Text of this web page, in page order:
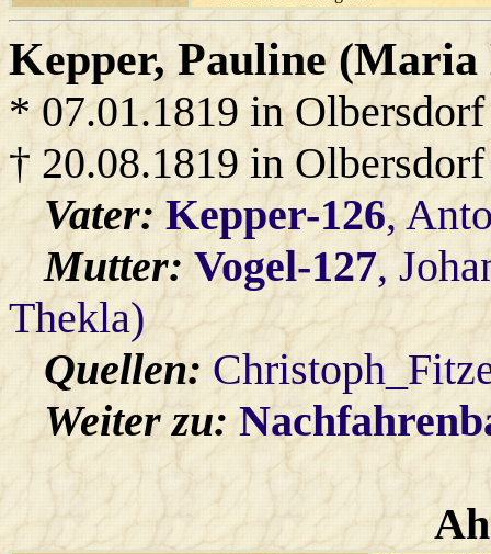
Kepper, Pauline
* 07.01.1819 in Olbersdorf
† 20.08.1819 in Olbersdorf
Vater:Kepper-126,
Mutter:Vogel-127,
Thekla)
Quellen:
Weiter zu: